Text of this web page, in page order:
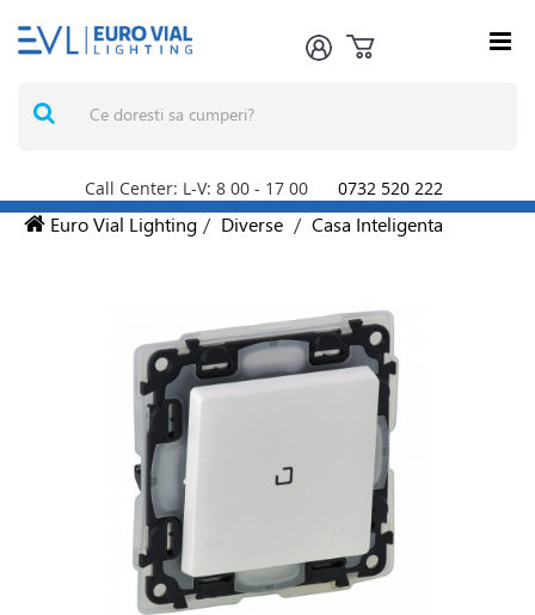
Call Center: L-V: 8 00 - 17 00 0732 520 222
Euro Vial Lighting / Diverse / Casa Inteligenta